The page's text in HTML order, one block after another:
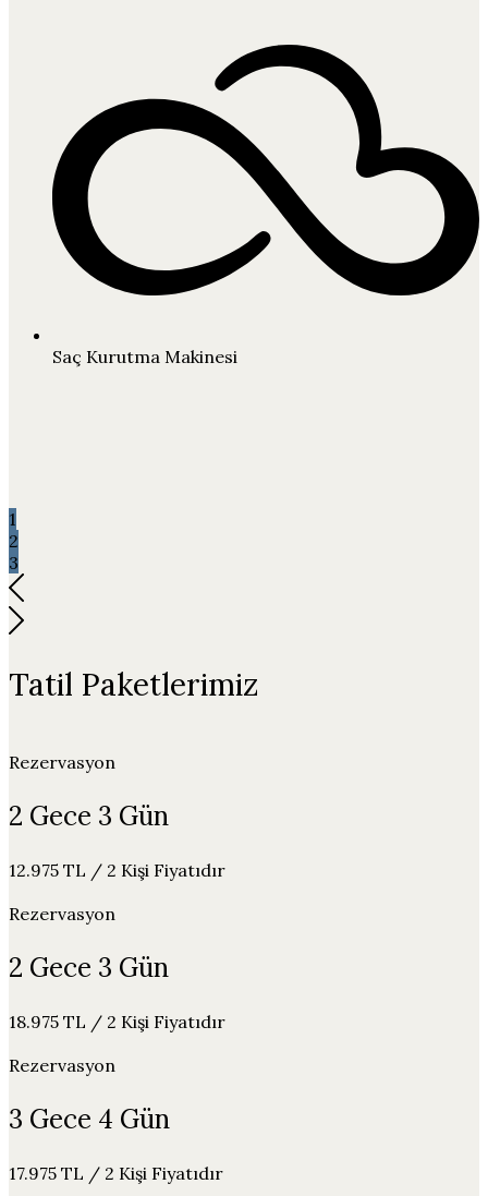
Saç Kurutma Makinesi
1
2
3
Tatil Paketlerimiz
Rezervasyon
2 Gece 3 Gün
12.975 TL / 2 Kişi Fiyatıdır
Rezervasyon
2 Gece 3 Gün
18.975 TL / 2 Kişi Fiyatıdır
Rezervasyon
3 Gece 4 Gün
17.975 TL / 2 Kişi Fiyatıdır